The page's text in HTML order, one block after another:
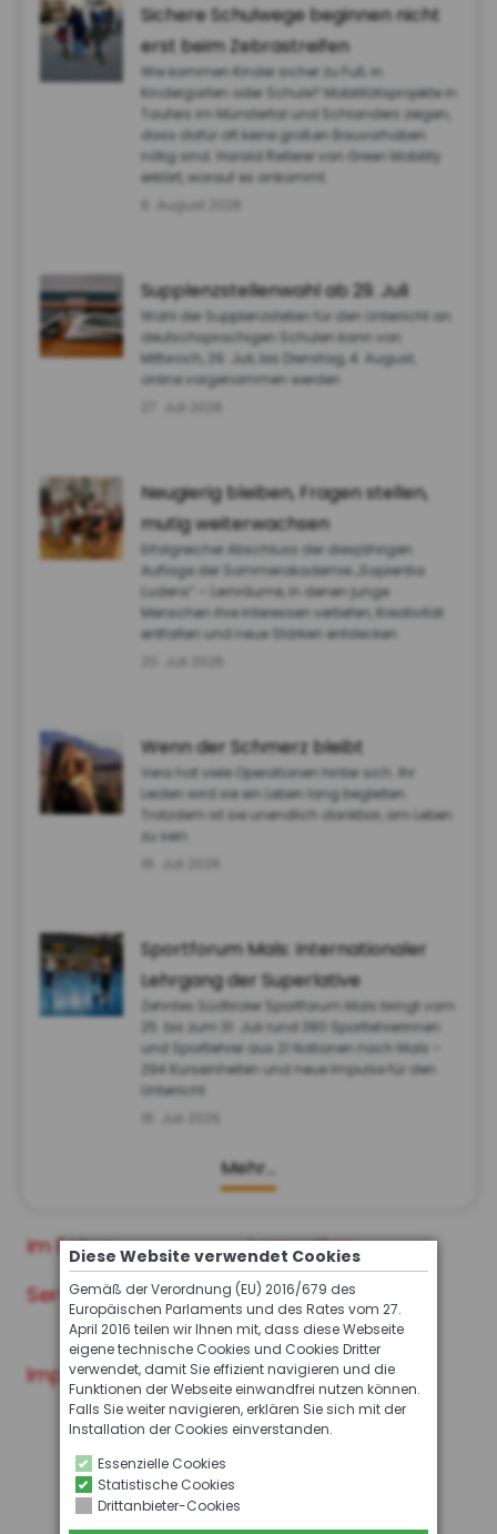
Sichere Schulwege beginnen nicht
erst beim Zebrastreifen
Wie kommen Kinder sicher zu Fuß in
Kindergarten oder Schule? Mobilitätsprojekte in
Taufers im Münstertal und Schlanders zeigen,
dass dafür oft keine großen Bauvorhaben
nötig sind. Harald Reiterer von Green Mobility
erklärt, worauf es ankommt.
6. August 2026
Supplenzstellenwahl ab 29. Juli
Wahl der Supplenzstellen für den Unterricht an
deutschsprachigen Schulen kann von
Mittwoch, 29. Juli, bis Dienstag, 4. August,
online vorgenommen werden
Neugierig bleiben, Fragen stellen,
mutig weiterwachsen
Erfolgreicher Abschluss der diesjährigen
Auflage der Sommerakademie „Sapientia
Ludens“ – Lernräume, in denen junge
Menschen ihre Interessen vertiefen, Kreativität
entfalten und neue Stärken entdecken
Wenn der Schmerz bleibt
Vera hat viele Operationen hinter sich. Ihr
Leiden wird sie ein Leben lang begleiten.
Trotzdem ist sie unendlich dankbar, am Leben
zu sein.
Sportforum Mals: Internationaler
Lehrgang der Superlative
Zehntes Südtiroler Sportforum Mals bringt vom
25. bis zum 31. Juli rund 380 Sportlehrerinnen
und Sportlehrer aus 21 Nationen nach Mals –
294 Kurseinheiten und neue Impulse für den
Unterricht
Mehr…
im Fokus
Lernwelten
Service
Archiv der INFO
Ausgaben
Impressum
Diese Website verwendet Cookies
Gemäß der Verordnung (EU) 2016/679 des
Europäischen Parlaments und des Rates vom 27.
April 2016 teilen wir Ihnen mit, dass diese Webseite
eigene technische Cookies und Cookies Dritter
verwendet, damit Sie effizient navigieren und die
Funktionen der Webseite einwandfrei nutzen können.
Falls Sie weiter navigieren, erklären Sie sich mit der
Installation der Cookies einverstanden.
Essenzielle Cookies
Statistische Cookies
Drittanbieter-Cookies